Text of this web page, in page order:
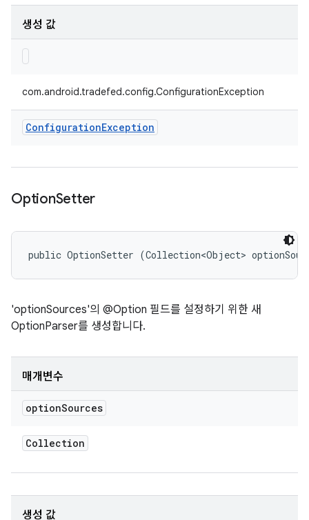
생성 값
com.android.tradefed.config.ConfigurationException
ConfigurationException
OptionSetter
public OptionSetter (Collection<Object>
'optionSources'의 @Option 필드를 설정하기 위한 새
OptionParser를 생성합니다.
매개변수
optionSources
Collection
생성 값